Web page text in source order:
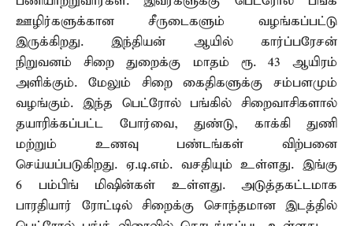
ஊழிர்களுக்கான சீருடைகளும் வழங்கப்பட்டு
இருக்கிறது. இந்தியன் ஆயில் கார்ப்பரேசன்
நிறுவனம் சிறை துறைக்கு மாதம் ரூ. 43 ஆயிரம்
அளிக்கும். மேலும் சிறை கைதிகளுக்கு சம்பளமும்
வழங்கும். இந்த பெட்ரோல் பங்கில் சிறைவாசிகளால்
தயாரிக்கப்பட்ட போர்வை, துண்டு, காக்கி துணி
மற்றும் உணவு பண்டங்கள் விற்பனை
செய்யப்படுகிறது. ஏ.டி.எம். வசதியும் உள்ளது. இங்கு
6 பம்பிங் மிஷின்கள் உள்ளது. அடுத்தகட்டமாக
பாரதியார் ரோட்டில் சிறைக்கு சொந்தமான இடத்தில்